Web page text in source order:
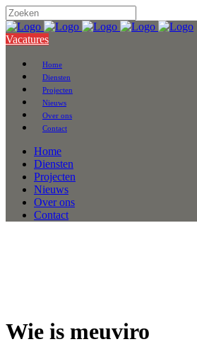
Vacatures
Home
Diensten
Projecten
Nieuws
Over ons
Contact
Home
Diensten
Projecten
Nieuws
Over ons
Contact
Wie is meuviro